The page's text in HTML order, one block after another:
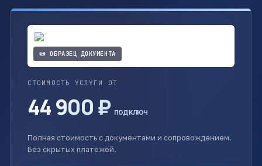
📜 ОБРАЗЕЦ ДОКУМЕНТА
СТОИМОСТЬ УСЛУГИ ОТ
44 900 ₽ под ключ
Полная стоимость с документами и сопровождением.
Без скрытых платежей.